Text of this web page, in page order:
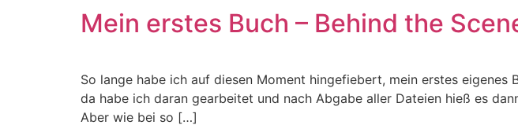
Mein erstes Buch – Behind the
So lange habe ich auf diesen Moment hingefiebert, mein erstes
da habe ich daran gearbeitet und nach Abgabe aller Dateien hieß es
Aber wie bei so […]